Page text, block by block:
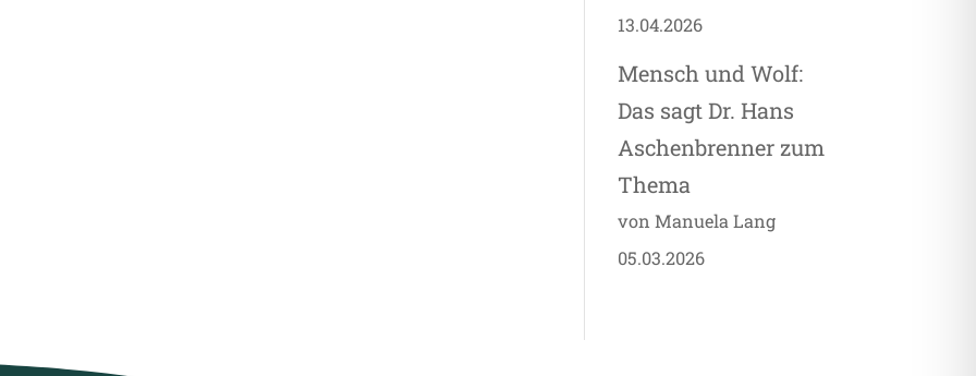
13.04.2026
Mensch und Wolf:
Das sagt Dr. Hans
Aschenbrenner zum
Thema
von Manuela Lang
05.03.2026